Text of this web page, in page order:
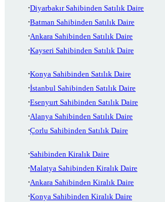
Diyarbakır Sahibinden Satılık Daire
Batman Sahibinden Satılık Daire
Ankara Sahibinden Satılık Daire
Kayseri Sahibinden Satılık Daire
Konya Sahibinden Satılık Daire
İstanbul Sahibinden Satılık Daire
Esenyurt Sahibinden Satılık Daire
Alanya Sahibinden Satılık Daire
Çorlu Sahibinden Satılık Daire
Sahibinden Kiralık Daire
Malatya Sahibinden Kiralık Daire
Ankara Sahibinden Kiralık Daire
Konya Sahibinden Kiralık Daire